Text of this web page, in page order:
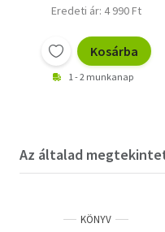
Eredeti ár: 4 990 Ft
Kosárba
1 - 2 munkanap
Az általad
KÖNYV